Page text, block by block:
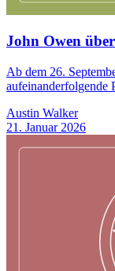
John Owen
Ab dem 26.
aufeinanderfolgende
Austin Walker
21. Januar 2026